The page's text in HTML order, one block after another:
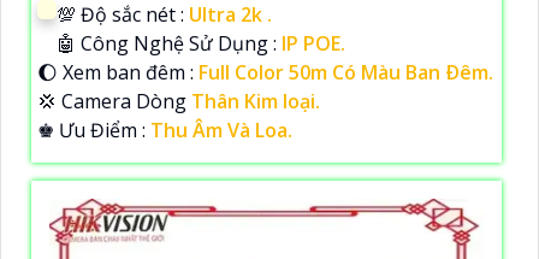
💯 Độ sắc nét : Ultra 2k .
🤖️ Công Nghệ Sử Dụng : IP POE.
🌔 Xem ban đêm : Full Color 50m Có Màu Ban Ðêm.
💢 Camera Dòng Thân Kim loại.
️♚ Ưu Điểm : Thu Âm Và Loa.